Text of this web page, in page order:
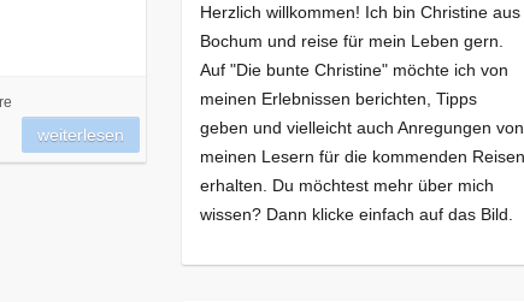
weiterlesen
Herzlich willkommen! Ich bin Christine aus
Bochum und reise für mein Leben gern.
Auf "Die bunte Christine" möchte ich von
meinen Erlebnissen berichten, Tipps
geben und vielleicht auch Anregungen von
meinen Lesern für die kommenden Reisen
erhalten. Du möchtest mehr über mich
wissen? Dann klicke einfach auf das Bild.